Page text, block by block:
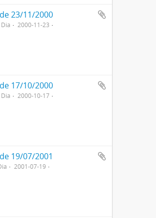
23/11/2000
Dia
2000-11-23
17/10/2000
Dia
2000-10-17
19/07/2001
2001-07-19